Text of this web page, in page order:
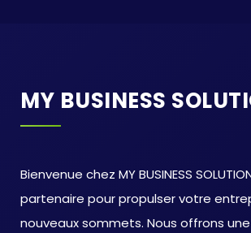
MY BUSINESS
Bienvenue chez MY BUSINESS
partenaire pour propulser votre
nouveaux sommets. Nous offrons